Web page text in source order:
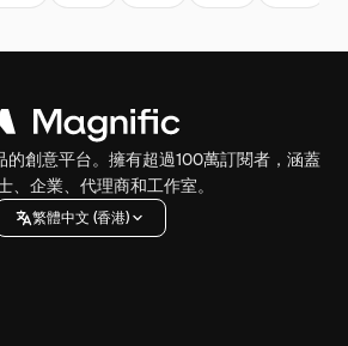
的創意平台。擁有超過100萬訂閱者，涵蓋
、企業、代理商和工作室。
繁體中文 (香港)